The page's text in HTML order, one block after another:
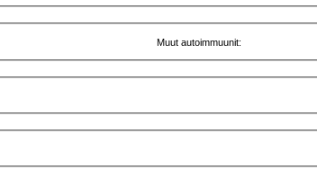
Muut autoimmuunit: